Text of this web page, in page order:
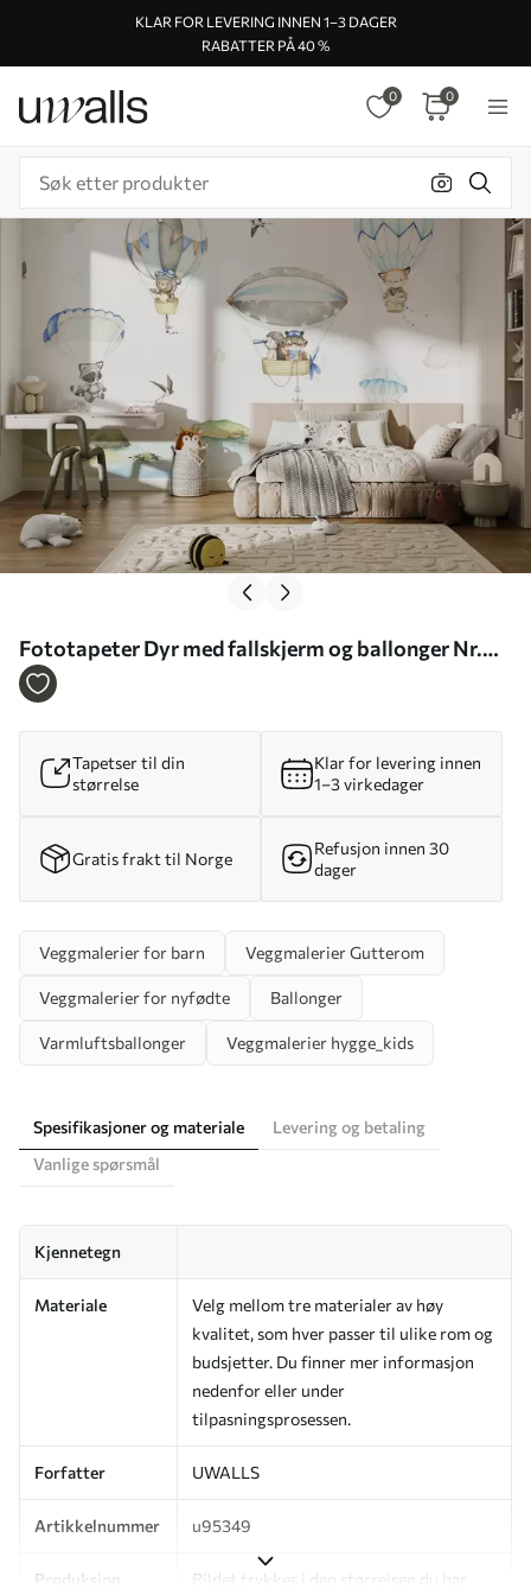
KLAR FOR LEVERING INNEN 1–3 DAGER
RABATTER PÅ 40 %
0 0
Fototapeter Dyr med fallskjerm og ballonger Nr.
u95349
Tapetser til din
størrelse
Klar for levering innen
1–3 virkedager
Gratis frakt til Norge
Refusjon innen 30
dager
Veggmalerier for barn Veggmalerier Gutterom
Veggmalerier for nyfødte Ballonger
Varmluftsballonger Veggmalerier hygge_kids
Spesifikasjoner og materiale
Levering og betaling
Vanlige spørsmål
Kjennetegn
Materiale
Velg mellom tre materialer av høy
kvalitet, som hver passer til ulike rom og
budsjetter. Du finner mer informasjon
nedenfor eller under
tilpasningsprosessen.
Forfatter UWALLS
Artikkelnummer u95349
Produksjon
Bildet trykkes i den størrelsen du har